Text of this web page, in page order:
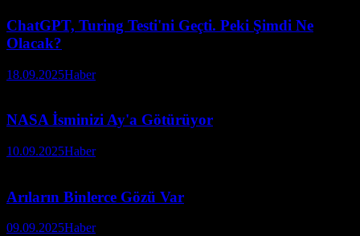
ChatGPT, Turing Testi'ni Geçti. Peki Şimdi Ne
Olacak?
18.09.2025Haber
NASA İsminizi Ay'a Götürüyor
10.09.2025Haber
Arıların Binlerce Gözü Var
09.09.2025Haber